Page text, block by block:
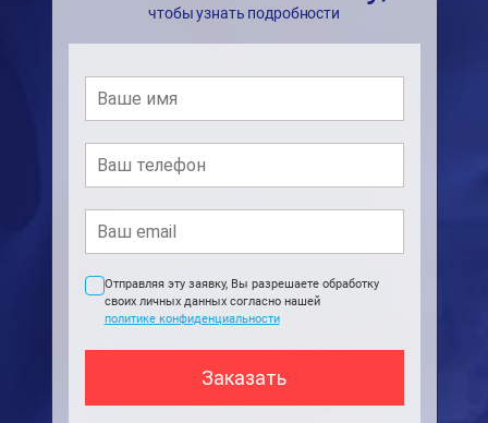
чтобы узнать подробности
Отправляя эту заявку, Вы разрешаете обработку
своих личных данных согласно нашей
политике конфиденциальности